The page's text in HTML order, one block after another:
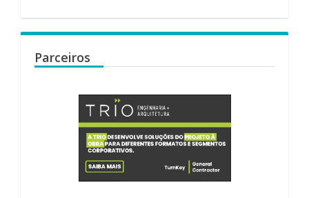
Parceiros